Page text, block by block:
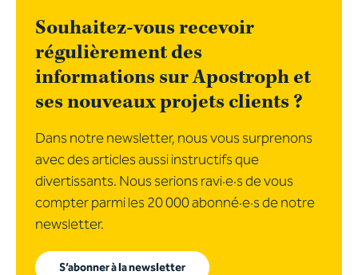
Souhaitez-vous recevoir
régulièrement des
informations sur Apostroph et
ses nouveaux projets clients ?
Dans notre newsletter, nous vous surprenons
avec des articles aussi instructifs que
divertissants. Nous serions ravi·e·s de vous
compter parmi les 20 000 abonné·e·s de notre
newsletter.
S’abonner à la newsletter